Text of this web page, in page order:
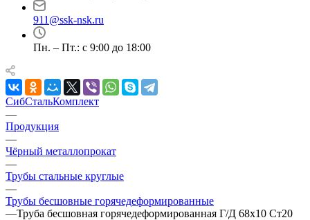
911@ssk-nsk.ru
Пн. – Пт.: с 9:00 до 18:00
СибСтальКомплект
—
Продукция
—
Чёрный металлопрокат
—
Трубы стальные круглые
—
Трубы бесшовные горячедеформированные
—Труба бесшовная горячедеформированная Г/Д 68х10 Ст20